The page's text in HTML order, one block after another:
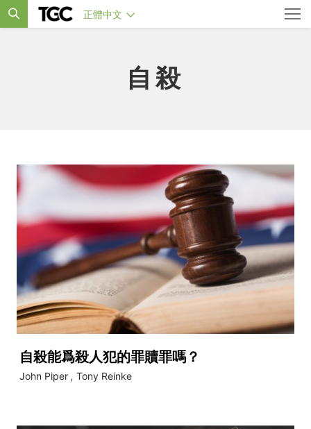
正體中文
自殺
自殺能爲殺人犯的罪贖罪嗎？
John Piper , Tony Reinke